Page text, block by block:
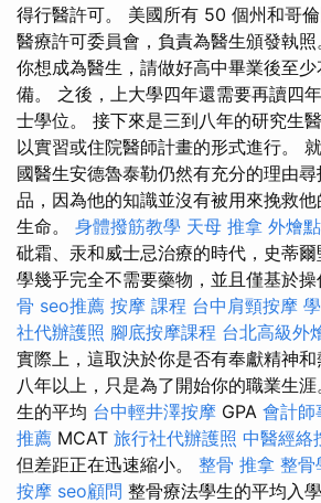
得行醫許可。 美國所有 50 個州和哥
醫療許可委員會，負責為醫生頒發執
你想成為醫生，請做好高中畢業後至
備。 之後，上大學四年還需要再讀四
士學位。 接下來是三到八年的研究生
以實習或住院醫師計畫的形式進行。
國醫生安德魯泰勒仍然有充分的理由
品，因為他的知識並沒有被用來挽救
生命。 身體撥筋教學 天母 推拿 外燴
砒霜、汞和威士忌治療的時代，史蒂
學幾乎完全不需要藥物，並且僅基於操
骨 seo推薦 按摩 課程 台中肩頸按摩
社代辦護照 腳底按摩課程 台北高級外
實際上，這取決於你是否有奉獻精神
八年以上，只是為了開始你的職業生
生的平均 台中輕井澤按摩 GPA 會計師
推薦 MCAT 旅行社代辦護照 中醫經絡
但差距正在迅速縮小。 整骨 推拿 整骨
按摩 seo顧問 整骨療法學生的平均入